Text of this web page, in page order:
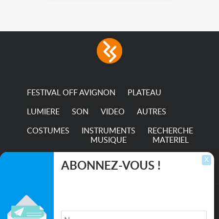
FESTIVAL OFF AVIGNON PLATEAU
LUMIERE SON VIDEO AUTRES
COSTUMES
INSTRUMENTS
MUSIQUE
RECHERCHE
MATERIEL
TRANSPORTS X
ABONNEZ-VOUS !